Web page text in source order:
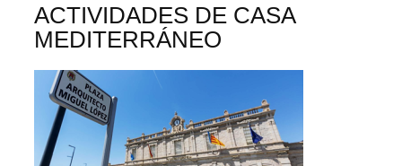
ACTIVIDADES DE CASA
MEDITERRÁNEO